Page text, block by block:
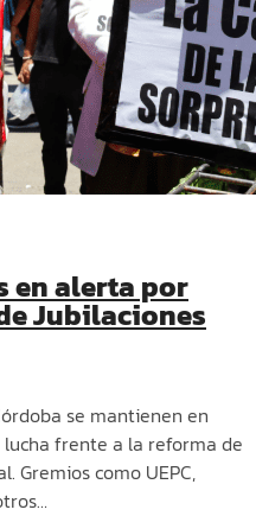
en alerta por
Jubilaciones
se mantienen en
frente a la reforma de
Gremios como UEPC,